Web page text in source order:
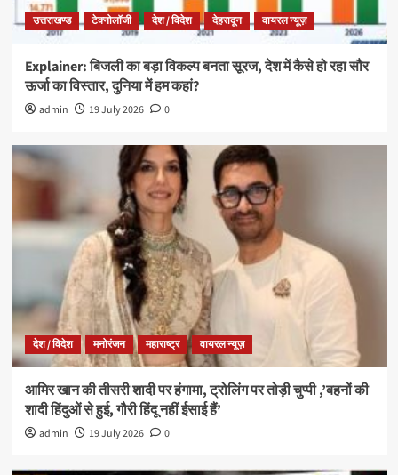
उत्तराखण्ड टेक्नोलॉजी देश / विदेश देहरादून वायरल न्यूज़
Explainer: बिजली का बड़ा विकल्प बनता सूरज, देश में कैसे हो रहा सौर
ऊर्जा का विस्तार, दुनिया में हम कहां?
admin 19 July 2026 0
देश / विदेश मनोरंजन महाराष्ट्र वायरल न्यूज़
आमिर खान की तीसरी शादी पर हंगामा, ट्रोलिंग पर तोड़ी चुप्पी ,’बहनों की
शादी हिंदुओं से हुई, गौरी हिंदू नहीं ईसाई हैं’
admin 19 July 2026 0